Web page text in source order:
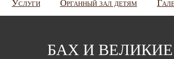
Услуги Органный зал детям
БАХ И